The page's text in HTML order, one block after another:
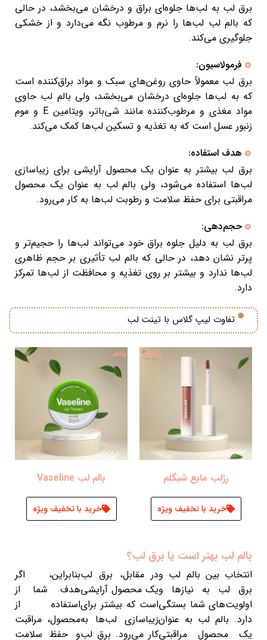
برق لب به لب‌ها جلوه‌ای براق و درخشان می‌بخشد، در حالی
که بالم لب لب‌ها را نرم و مرطوب نگه می‌دارد و از خشکی
جلوگیری می‌کند.
فرمولاسیون:
برق لب معمولاً حاوی روغن‌های سبک و مواد براق‌کننده است
که به لب‌ها جلوه‌ای درخشان می‌بخشد، ولی بالم لب حاوی
مواد مغذی و مرطوب‌کننده مانند شی‌باتر، ویتامین E و موم
زنبور عسل است که به تغذیه و تسکین لب‌ها کمک می‌کند.
هدف استفاده:
برق لب بیشتر به عنوان یک محصول آرایشی برای زیباسازی
لب‌ها استفاده می‌شود، ولی بالم لب به عنوان یک محصول
مراقبتی برای حفظ سلامت و رطوبت لب‌ها به کار می‌رود.
حجم‌دهی:
برق لب به دلیل جلوه براق خود می‌تواند لب‌ها را حجیم‌تر و
پرتر نشان دهد، در حالی که بالم لب تأثیری بر حجم ظاهری
لب‌ها ندارد و بیشتر بر روی تغذیه و محافظت از لب‌ها تمرکز
دارد.
تفاوت لیپ گلاس با تینت لب
رژلب مایع شیگلم
خرید با تخفیف ویژه
بالم لب Vaseline
خرید با تخفیف ویژه
بالم لب بهتر است یا برق لب؟
انتخاب بین بالم لب و
برق لب به نیازها و
اولویت‌های شما بستگی
دارد. بالم لب به عنوان
یک محصول مراقبتی
در مقابل، برق لب
یک محصول آرایشی
است که بیشتر برای
زیباسازی لب‌ها به
کار می‌رود. برق لب
بنابراین، اگر
هدف شما از
استفاده از
محصول، مراقبت
و حفظ سلامت